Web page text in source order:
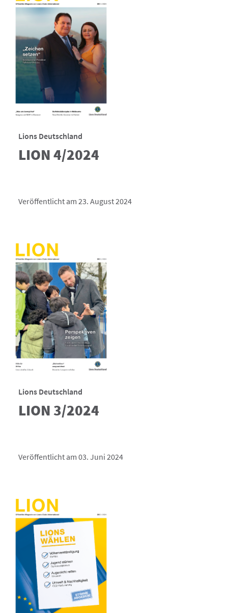
Lions Deutschland
LION 4/2024
Veröffentlicht am 23. August 2024
Lions Deutschland
LION 3/2024
Veröffentlicht am 03. Juni 2024